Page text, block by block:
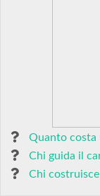
Quanto costa
Chi guida il
Chi